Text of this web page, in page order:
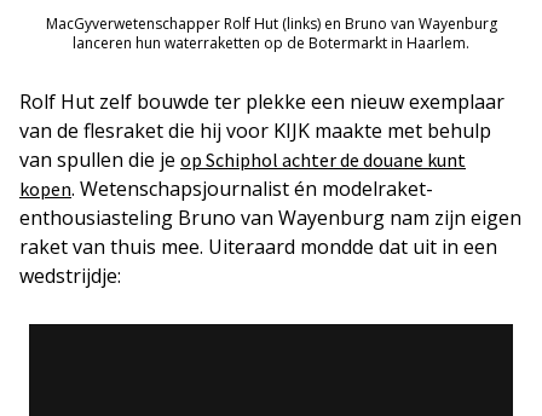
MacGyverwetenschapper Rolf Hut (links) en Bruno van Wayenburg
lanceren hun waterraketten op de Botermarkt in Haarlem.
Rolf Hut zelf bouwde ter plekke een nieuw exemplaar
van de flesraket die hij voor KIJK maakte met behulp
van spullen die je op Schiphol achter de douane kunt
kopen. Wetenschapsjournalist én modelraket-
enthousiasteling Bruno van Wayenburg nam zijn eigen
raket van thuis mee. Uiteraard mondde dat uit in een
wedstrijdje: